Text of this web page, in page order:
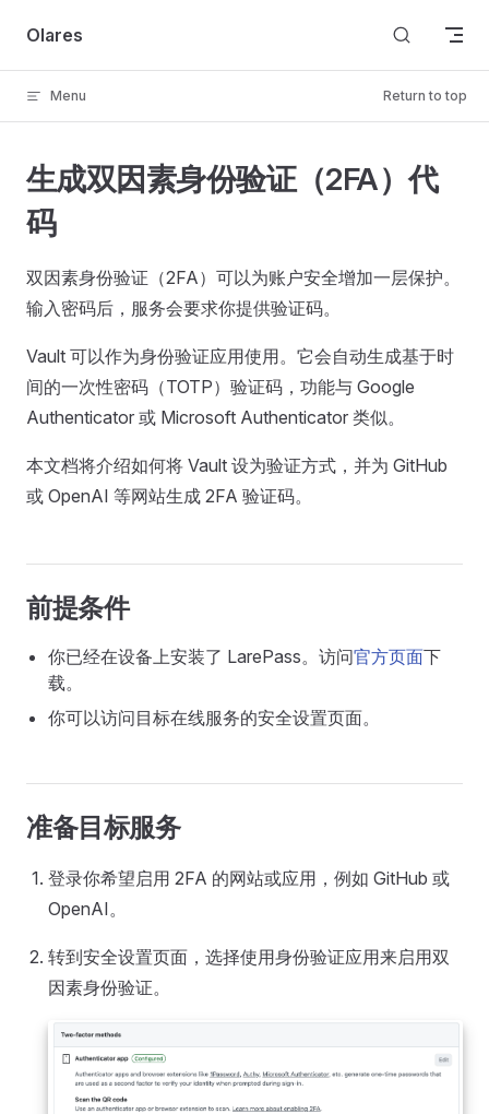
Skip to content
Olares
Menu Return to top
生成双因素身份验证（2FA）代
码
双因素身份验证（2FA）可以为账户安全增加一层保护。
输入密码后，服务会要求你提供验证码。
Vault 可以作为身份验证应用使用。它会自动生成基于时
间的一次性密码（TOTP）验证码，功能与 Google
Authenticator 或 Microsoft Authenticator 类似。
本文档将介绍如何将 Vault 设为验证方式，并为 GitHub
或 OpenAI 等网站生成 2FA 验证码。
前提条件
你已经在设备上安装了 LarePass。访问官方页面下
载。
你可以访问目标在线服务的安全设置页面。
准备目标服务
登录你希望启用 2FA 的网站或应用，例如 GitHub 或
OpenAI。
转到安全设置页面，选择使用身份验证应用来启用双
因素身份验证。